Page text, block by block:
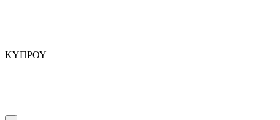
ΚΥΠΡΟΥ